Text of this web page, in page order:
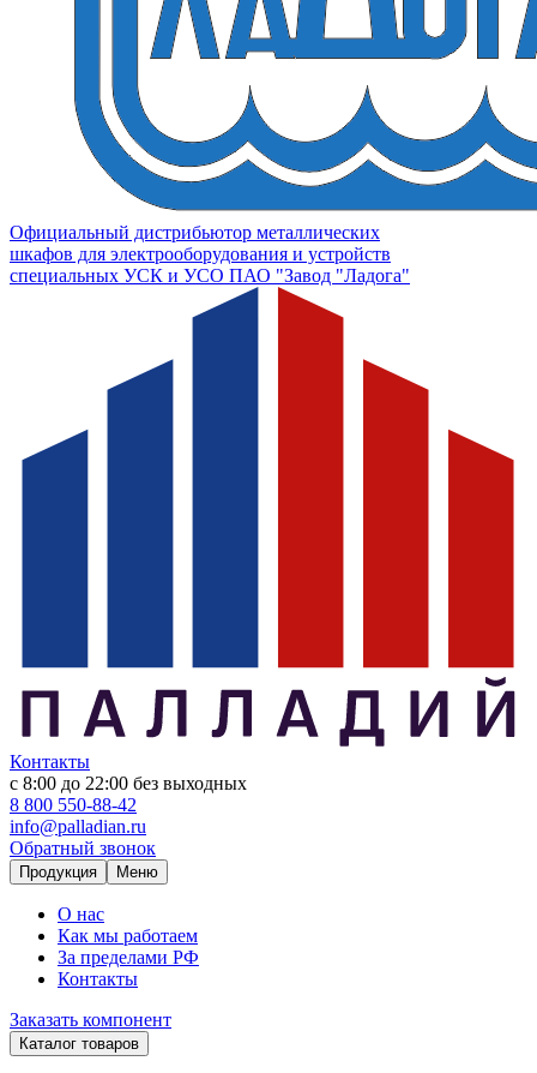
Официальный дистрибьютор металлических
шкафов для электрооборудования и устройств
специальных УСК и УСО ПАО "Завод "Ладога"
Контакты
с 8:00 до 22:00 без выходных
8 800 550-88-42
info@palladian.ru
Обратный звонок
Продукция Меню
О нас
Как мы работаем
За пределами РФ
Контакты
Заказать компонент
Каталог товаров